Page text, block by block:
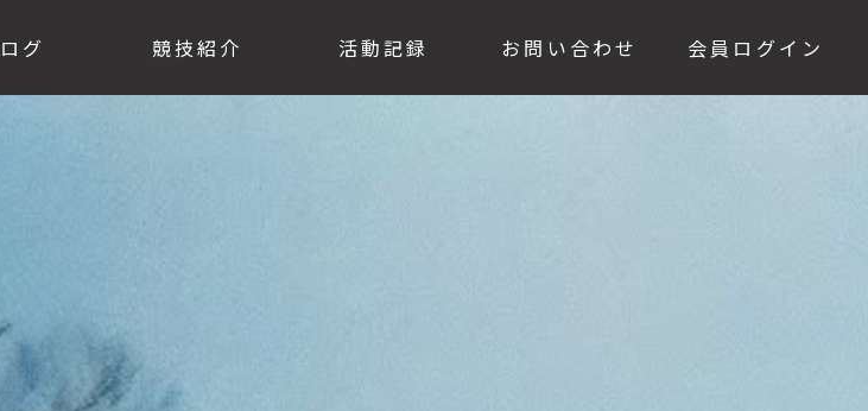
グ 競技紹介 活動記録 お問い合わせ 会員ログイン